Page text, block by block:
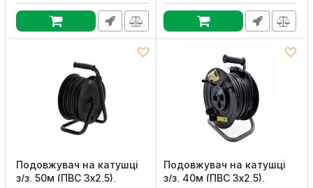
Подовжувач на катушцi
з/з, 50м (ПВС 3х2,5),
Подовжувач на катушцi
з/з, 40м (ПВС 3х2,5),